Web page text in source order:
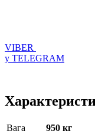
VIBER
у TELEGRAM
Вага
950 кг